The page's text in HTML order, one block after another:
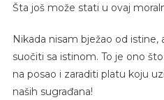
Šta još može stati u ovaj
Nikada nisam bježao od istine,
suočiti sa istinom. To je ono
na posao i zaraditi platu koju
naših sugrađana!